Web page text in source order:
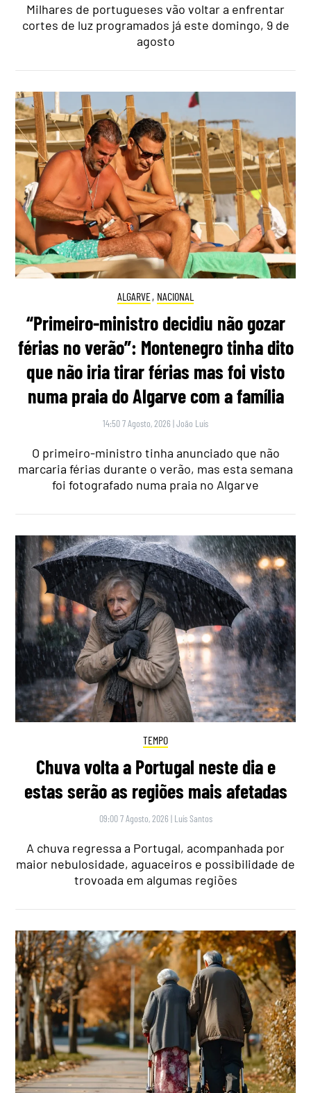
Milhares de portugueses vão voltar a enfrentar
cortes de luz programados já este domingo, 9 de
agosto
ALGARVE, NACIONAL
“Primeiro-ministro decidiu não gozar
férias no verão”: Montenegro tinha dito
que não iria tirar férias mas foi visto
numa praia do Algarve com a família
14:50 7 Agosto, 2026 |João Luís
O primeiro-ministro tinha anunciado que não
marcaria férias durante o verão, mas esta semana
foi fotografado numa praia no Algarve
TEMPO
Chuva volta a Portugal neste dia e
estas serão as regiões mais afetadas
09:00 7 Agosto, 2026 | Luís Santos
A chuva regressa a Portugal, acompanhada por
maior nebulosidade, aguaceiros e possibilidade de
trovoada em algumas regiões